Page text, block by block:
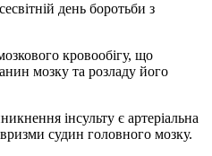
день боротьби з
кровообігу, що
мозку та розладу його
інсульту є артеріальна
судин головного мозку.